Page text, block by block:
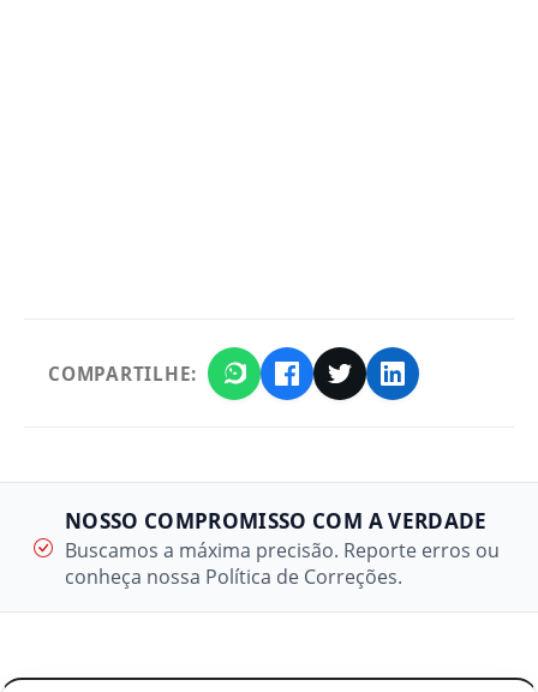
COMPARTILHE:
NOSSO COMPROMISSO COM A VERDADE
Buscamos a máxima precisão. Reporte erros ou
conheça nossa Política de Correções.